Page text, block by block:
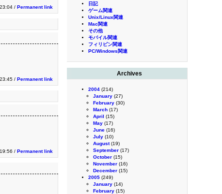
日記
ゲーム関連
Unix/Linux関連
Mac関連
その他
モバイル関連
フィリピン関連
PC/Windows関連
Archives
2004 (214)
January (27)
February (30)
March (17)
April (15)
May (17)
June (16)
July (10)
August(19)
September (17)
October (15)
November (16)
December (15)
2005 (249)
January (14)
February (15)
/ Permanent link
/ Permanent link
/ Permanent link